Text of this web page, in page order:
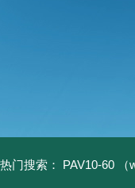
热门搜索： PAV10-60